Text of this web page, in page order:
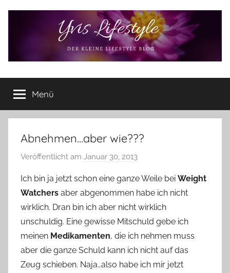
Yvis
Lifestyle
Lifestyle
Blog
–
Lifestyle,
Rezensionen,
Produkttests
vieles
mehr
Menü
Abnehmen…aber wie???
Veröffentlicht am Januar 30, 2013
n
Y
v
o
n
n
e
Ich bin ja jetzt schon eine ganze Weile bei Weight
Watchers aber abgenommen habe ich nicht
wirklich. Dran bin ich aber nicht wirklich
unschuldig. Eine gewisse Mitschuld gebe ich
meinen Medikamenten, die ich nehmen muss
aber die ganze Schuld kann ich nicht auf das
Zeug schieben. Naja…also habe ich mir jetzt